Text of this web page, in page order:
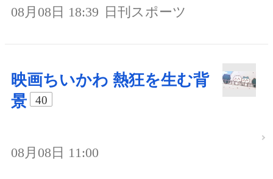
08月08日 18:39 日刊スポーツ
映画ちいかわ 熱狂を生む背
景
40
08月08日 11:00